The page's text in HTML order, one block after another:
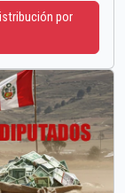
por